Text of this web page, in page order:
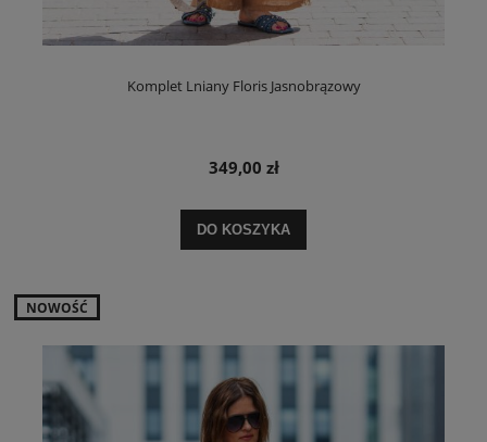
Komplet Lniany Floris Jasnobrązowy
349,00 zł
DO KOSZYKA
NOWOŚĆ